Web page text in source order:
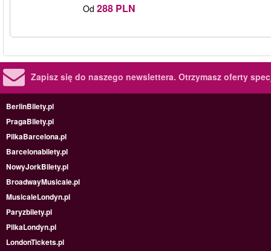
Od 288 PLN
Zapisz się do naszego newslettera. Otrzymasz oferty
BerlinBilety.pl
PragaBilety.pl
PilkaBarcelona.pl
Barcelonabilety.pl
NowyJorkBilety.pl
BroadwayMusicale.pl
MusicaleLondyn.pl
Paryzbilety.pl
PilkaLondyn.pl
LondonTickets.pl